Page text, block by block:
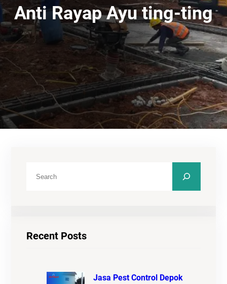
Anti Rayap Ayu ting-ting
Recent Posts
Jasa Pest Control Depok